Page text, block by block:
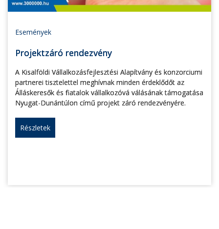
Események
Projektzáró rendezvény
A Kisalföldi Vállalkozásfejlesztési Alapítvány és konzorciumi
partnerei tisztelettel meghívnak minden érdeklődőt az
Álláskeresők és fiatalok vállalkozóvá válásának támogatása
Nyugat-Dunántúlon című projekt záró rendezvényére.
Részletek